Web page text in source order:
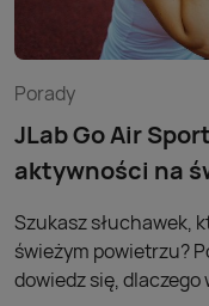
Porady
JLab Go Air
aktywności na
Szukasz słuchawek,
świeżym powietrzu?
dowiedz się, dlaczego